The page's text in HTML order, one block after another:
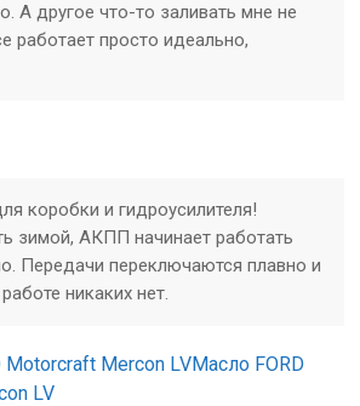
А другое что-то заливать мне не
работает просто идеально,
коробки и гидроусилителя!
зимой, АКПП начинает работать
Передачи переключаются плавно и
никаких нет.
Масло FORD
LV